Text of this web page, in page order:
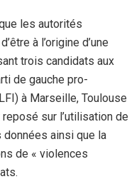
les autorités
à l’origine d’une
trois candidats aux
de gauche pro-
à Marseille, Toulouse
sur l’utilisation de
ainsi que la
de « violences